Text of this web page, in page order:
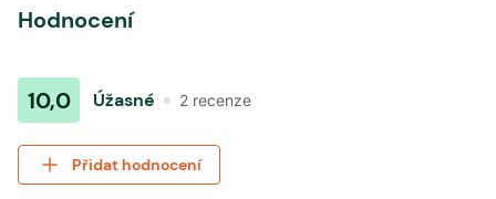
Hodnocení
10,0 Úžasné 2 recenze
Přidat hodnocení